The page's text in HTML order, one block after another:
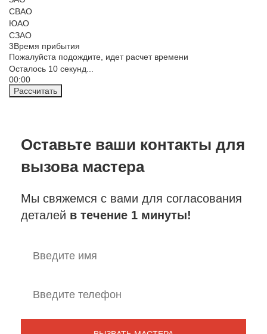
СВАО
ЮАО
СЗАО
3Время прибытия
Пожалуйста подождите, идет расчет времени
Осталось 10 секунд...
00:00
Рассчитать
Оставьте ваши контакты для
вызова мастера
Мы свяжемся с вами для согласования
деталей в течение 1 минуты!